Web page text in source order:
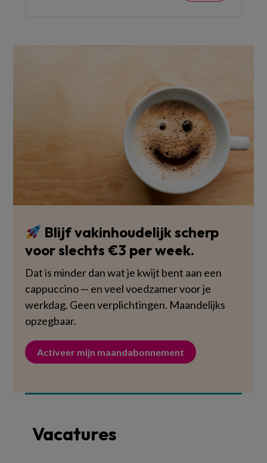
Blijf vakinhoudelijk scherp
voor slechts €3 per week.
Dat is minder dan wat je kwijt bent aan een
cappuccino — en veel voedzamer voor je
werkdag. Geen verplichtingen. Maandelijks
opzegbaar.
Activeer mijn maandabonnement
Vacatures